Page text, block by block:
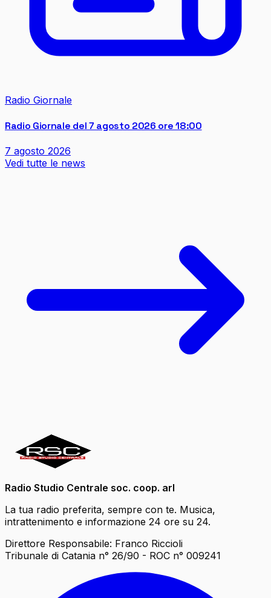
Radio Giornale
Radio Giornale del 7 agosto 2026 ore 18:00
7 agosto 2026
Vedi tutte le news
Radio Studio Centrale soc. coop. arl
La tua radio preferita, sempre con te. Musica,
intrattenimento e informazione 24 ore su 24.
Direttore Responsabile: Franco Riccioli
Tribunale di Catania n° 26/90 - ROC n° 009241